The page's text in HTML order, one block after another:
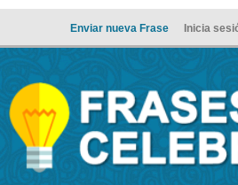
Enviar nueva Frase Inicia